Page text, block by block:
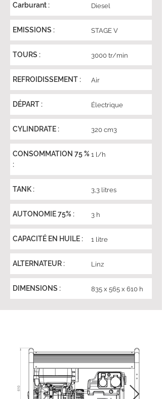
Carburant : Diesel
EMISSIONS : STAGE V
TOURS : 3000 tr/min
REFROIDISSEMENT : Air
DÉPART : Électrique
CYLINDRATE : 320 cm3
CONSOMMATION 75 %
:
1 l/h
TANK : 3,3 litres
AUTONOMIE 75% : 3 h
CAPACITÉ EN HUILE : 1 litre
ALTERNATEUR : Linz
DIMENSIONS : 835 x 565 x 610 h